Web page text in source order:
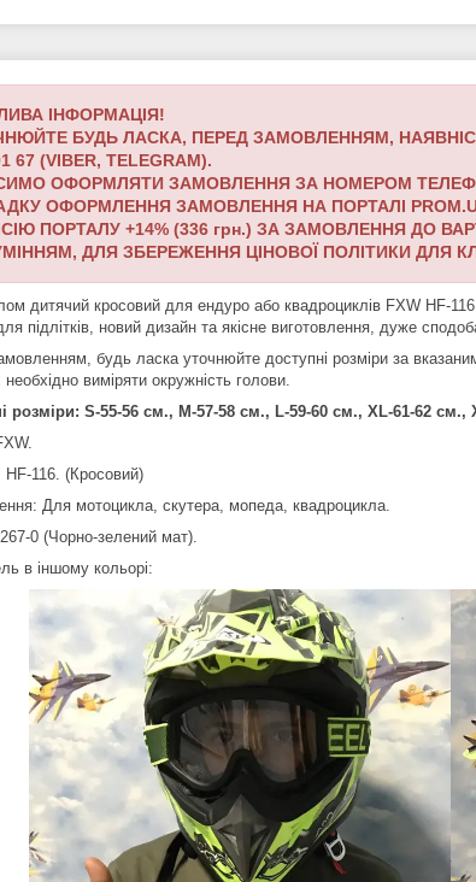
ІНФОРМАЦІЯ!
БУДЬ ЛАСКА, ПЕРЕД ЗАМОВЛЕННЯМ,
67 (VIBER, TELEGRAM).
ОФОРМЛЯТИ ЗАМОВЛЕННЯ ЗА НОМЕРОМ ТЕЛЕФОНУ
ОФОРМЛЕННЯ ЗАМОВЛЕННЯ НА ПОРТАЛІ
ПОРТАЛУ +14% (336 грн.) ЗА ЗАМОВЛЕННЯ ДО
ДЛЯ ЗБЕРЕЖЕННЯ ЦІНОВОЇ ПОЛІТИКИ ДЛЯ
дитячий кросовий для ендуро або квадроциклів FXW HF-
підлітків, новий дизайн та якісне виготовлення, дуже
будь ласка уточнюйте доступні розміри за
виміряти окружність голови.
розміри: S-55-56 см., M-57-58 см., L-59-60 см., XL-61-62
116. (Кросовий)
Для мотоцикла, скутера, мопеда, квадроцикла.
0 (Чорно-зелений мат).
в іншому кольорі: